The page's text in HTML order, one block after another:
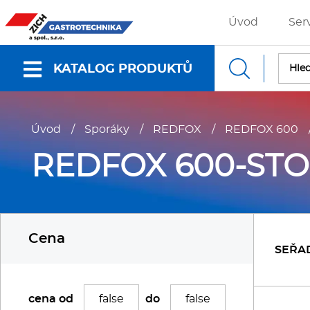
Úvod
KATALOG PRODUKTŮ
Nabídky a katalogy
Gastronádoby
Úvod / Sporáky / REDFOX / REDFOX 600
REDFOX 600-
Cena
cena od do